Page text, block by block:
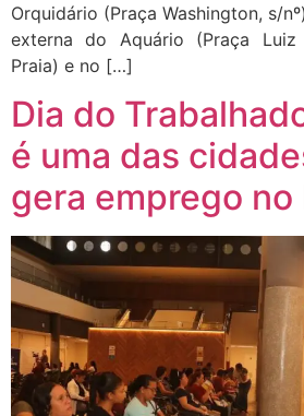
Orquidário (Praça Washington, s/
externa do Aquário (Praça
Praia) e no […]
Dia do
é uma das
gera emprego no